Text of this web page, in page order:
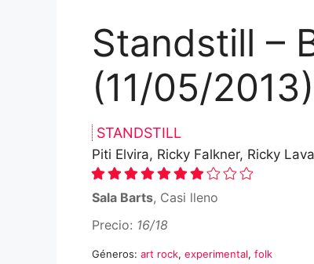
Standstill –
(11/05/2013)
STANDSTILL
Piti Elvira, Ricky Falkner, Ricky
Sala Barts, Casi lleno
Precio: 16/18
Géneros: art rock, experimental, folk